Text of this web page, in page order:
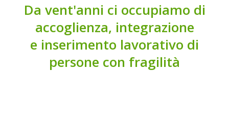
Da vent'anni ci occupiamo di
accoglienza, integrazione
e inserimento lavorativo di
persone con fragilità